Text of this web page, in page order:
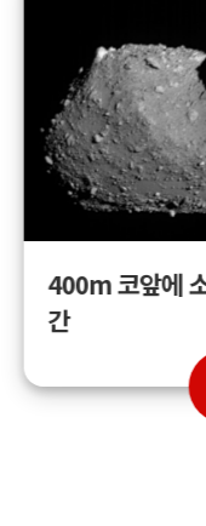
400m 코앞에
간